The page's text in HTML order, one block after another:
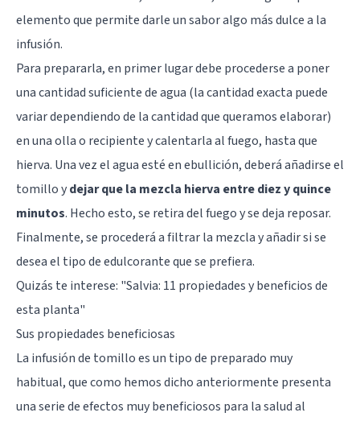
elemento que permite darle un sabor algo más dulce a la
infusión.
Para prepararla, en primer lugar debe procederse a poner
una cantidad suficiente de agua (la cantidad exacta puede
variar dependiendo de la cantidad que queramos elaborar)
en una olla o recipiente y calentarla al fuego, hasta que
hierva. Una vez el agua esté en ebullición, deberá añadirse el
tomillo ydejar que la mezcla hierva entre diez y quince
minutos. Hecho esto, se retira del fuego y se deja reposar.
Finalmente, se procederá a filtrar la mezcla y añadir si se
desea el tipo de edulcorante que se prefiera.
Quizás te interese: "Salvia: 11 propiedades y beneficios de
esta planta"
Sus propiedades beneficiosas
La infusión de tomillo es un tipo de preparado muy
habitual, que como hemos dicho anteriormente presenta
una serie de efectos muy beneficiosos para la salud al